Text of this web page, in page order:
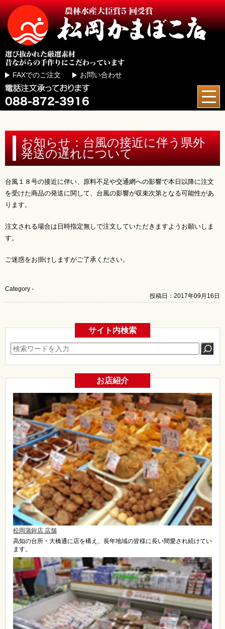
FAXでのご注文 お問い合わせ
お知らせ：台風の接近に伴う県外
発送の遅れについて
台風１８号の接近に伴い、原料不足や交通網への影響で本日以降に注文
を受けた商品の発送に関して、台風の影響が収束次第となる可能性があ
ります。
注文される場合は日時指定無しで注文していただきますようお願いしま
す。
ご迷惑をお掛けしますがご了承ください。
Category -
投稿日：2017年09月16日
サイト内検索
お店紹介
松岡蒲鉾店 店舗
高知の台所・大橋通に店を構え、長年地域の皆様に長い間愛され続けてい
ます。